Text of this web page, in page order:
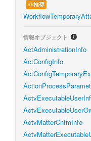
非推奨
情報オブジェクト
ActAdministrationInfo
ActConfigInfo
ActvMatterCnfmInfo